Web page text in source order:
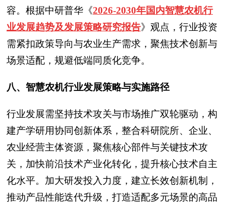
容。根据中研普华 《2026-2030年国内智慧农机行
业发展趋势及发展策略研究报告》 观点，行业投资
需紧扣政策导向与农业生产需求，聚焦技术创新与
场景适配，规避低端同质化竞争。
八、智慧农机行业发展策略与实施路径
行业发展需坚持技术攻关与市场推广双轮驱动，构
建产学研用协同创新体系，整合科研院所、企业、
农业经营主体资源，聚焦核心部件与关键技术攻
关，加快前沿技术产业化转化，提升核心技术自主
化水平。加大研发投入力度，建立长效创新机制，
推动产品性能迭代升级，打造适配多元场景的高品